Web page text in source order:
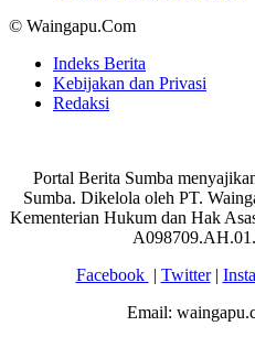
© Waingapu.Com
Indeks Berita
Kebijakan dan Privasi
Redaksi
Portal Berita Sumba
Sumba. Dikelola oleh PT.
Kementerian Hukum dan Hak
Facebook | Twitter|
Email: